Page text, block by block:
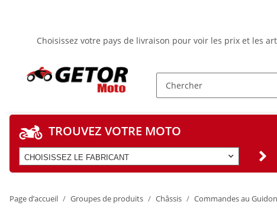
Choisissez votre pays de livraison pour voir les prix et les
TROUVEZ VOTRE MOTO
CHOISISSEZ LE FABRICANT
Page d’accueil Groupes de produits Châssis Commandes au Guidon